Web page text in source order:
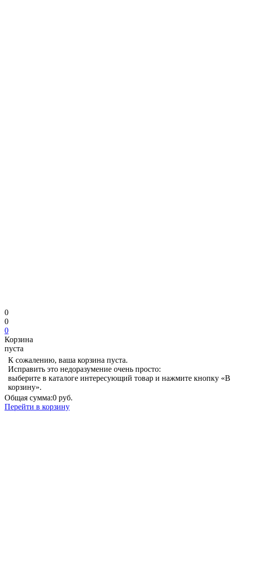
0
0
0
Корзина
пуста
К сожалению, ваша корзина пуста.
Исправить это недоразумение очень просто:
выберите в каталоге интересующий товар и нажмите кнопку «В
корзину».
Общая сумма:0 руб.
Перейти в корзину